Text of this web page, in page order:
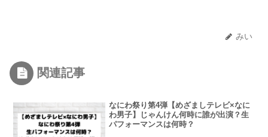
みい
関連記事
なにわ祭り第4弾【めざましテレビ×なに
わ男子】じゃんけん何時に誰が出演？生
パフォーマンスは何時？